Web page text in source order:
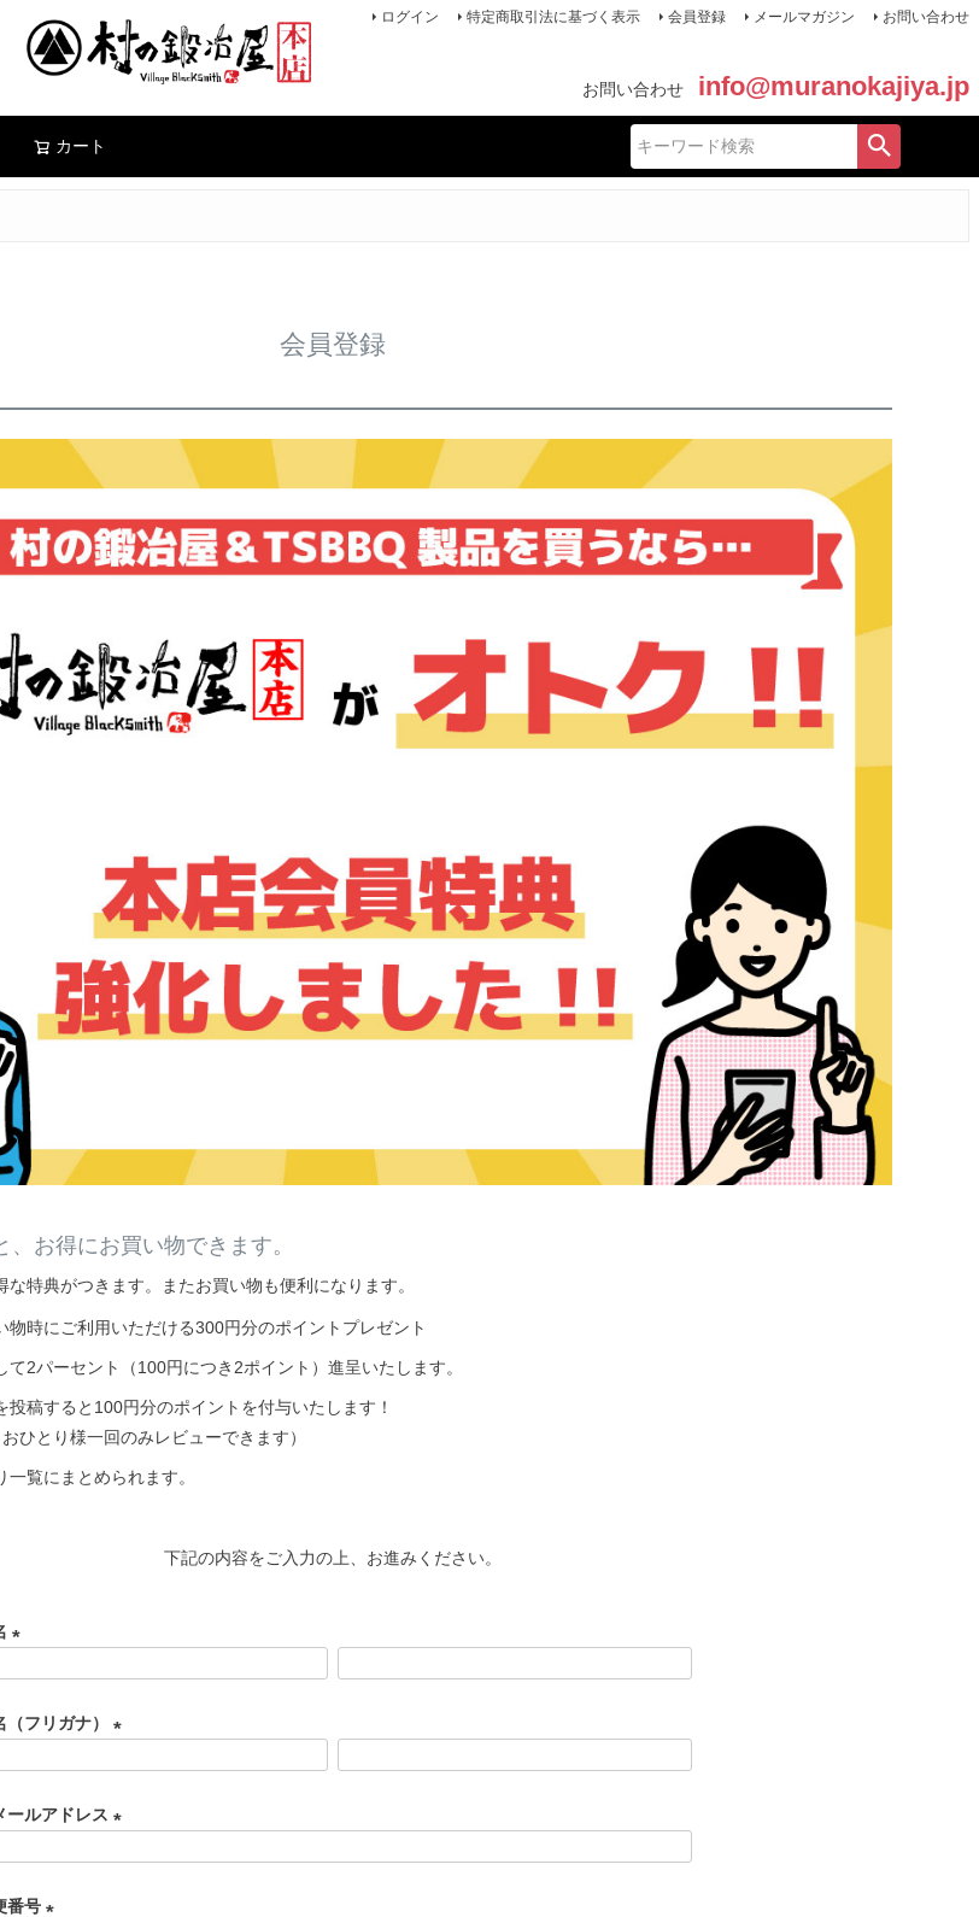
ログイン 特定商取引法に基づく表示 会員登録 メールマガジン お問い合わせ
お問い合わせ info@muranokajiya.jp
カート
会員登録
お得にお買い物できます。
特典がつきます。またお買い物も便利になります。
物時にご利用いただける300円分のポイントプレゼント
て2パーセント（100円につき2ポイント）進呈いたします。
投稿すると100円分のポイントを付与いたします！
ひとり様一回のみレビューできます）
覧にまとめられます。
下記の内容をご入力の上、お進みください。
須
（フリガナ）
須
ールアドレス
番号